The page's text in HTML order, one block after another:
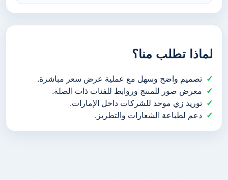
لماذا تطلب منا؟
تصميم واضح وسهل مع عملية عرض سعر مباشرة.
معرض صور للمنتج وروابط للفئات ذات الصلة.
توريد زي موحد للشركات داخل الإمارات.
دعم لطباعة الشعارات والتطريز.